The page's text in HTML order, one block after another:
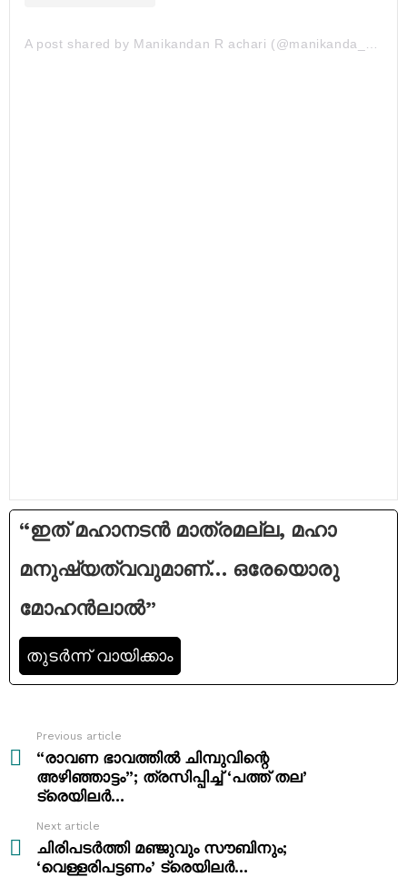
“ഇത് മഹാനടൻ മാത്രമല്ല, മഹാ
മനുഷ്യത്വവുമാണ്… ഒരേയൊരു
മോഹൻലാൽ”
തുടര്‍ന്ന് വായിക്കാം
more
Previous article
“രാവണ ഭാവത്തിൽ ചിമ്പുവിന്റെ
അഴിഞ്ഞാട്ടം”; ത്രസിപ്പിച്ച് ‘പത്ത് തല’
ട്രെയിലർ…
Next article
ചിരിപടർത്തി മഞ്ജുവും സൗബിനും;
‘വെള്ളരിപട്ടണം’ ട്രെയിലർ…